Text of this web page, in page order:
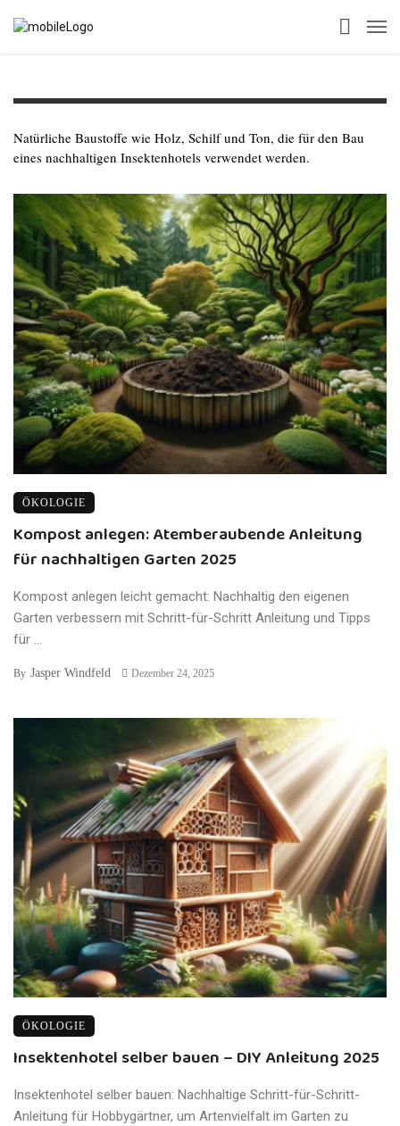
Natürliche Baustoffe wie Holz, Schilf und Ton, die für den Bau
eines nachhaltigen Insektenhotels verwendet werden.
ÖKOLOGIE
Kompost anlegen: Atemberaubende Anleitung
für nachhaltigen Garten 2025
Kompost anlegen leicht gemacht: Nachhaltig den eigenen
Garten verbessern mit Schritt-für-Schritt Anleitung und Tipps
für ...
By Jasper Windfeld Dezember 24, 2025
ÖKOLOGIE
Insektenhotel selber bauen – DIY Anleitung 2025
Insektenhotel selber bauen: Nachhaltige Schritt-für-Schritt-
Anleitung für Hobbygärtner, um Artenvielfalt im Garten zu